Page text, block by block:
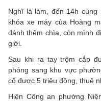
Nghĩ là làm, đến 14h cùng
khóa xe máy của Hoàng
đánh thêm chìa, còn mình
giới.
Sau khi ra tay trộm cắp
phóng sang khu vực
cố được 5 triệu đồng, thuê
Hiện Công an phường